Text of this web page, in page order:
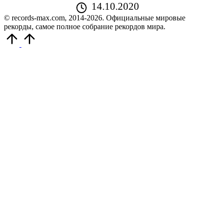
14.10.2020
© records-max.com, 2014-2026. Официальные мировые
рекорды, самое полное собрание рекордов мира.